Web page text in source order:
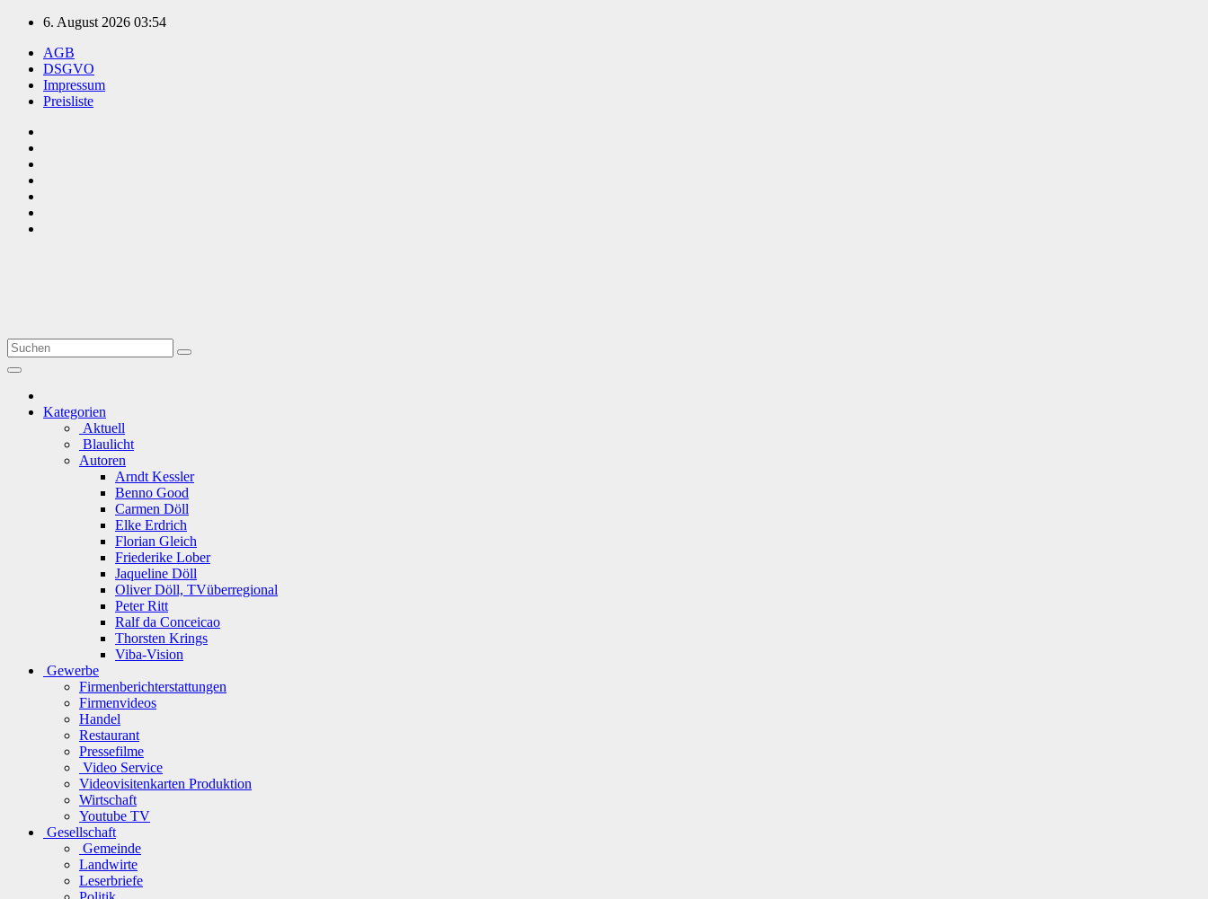
Zum
springen
6. August 2026 03:54
AGB
DSGVO
Impressum
Preisliste
Kategorien
Aktuell
Blaulicht
Autoren
Arndt Kessler
Benno Good
Carmen Döll
Elke Erdrich
Florian Gleich
Friederike Lober
Jaqueline Döll
Oliver Döll, TVüberregional
Peter Ritt
Ralf da Conceicao
Thorsten Krings
Viba-Vision
Gewerbe
Firmenberichterstattungen
Firmenvideos
Handel
Restaurant
Pressefilme
Video Service
Videovisitenkarten Produktion
Wirtschaft
Youtube TV
Gesellschaft
Gemeinde
Landwirte
Leserbriefe